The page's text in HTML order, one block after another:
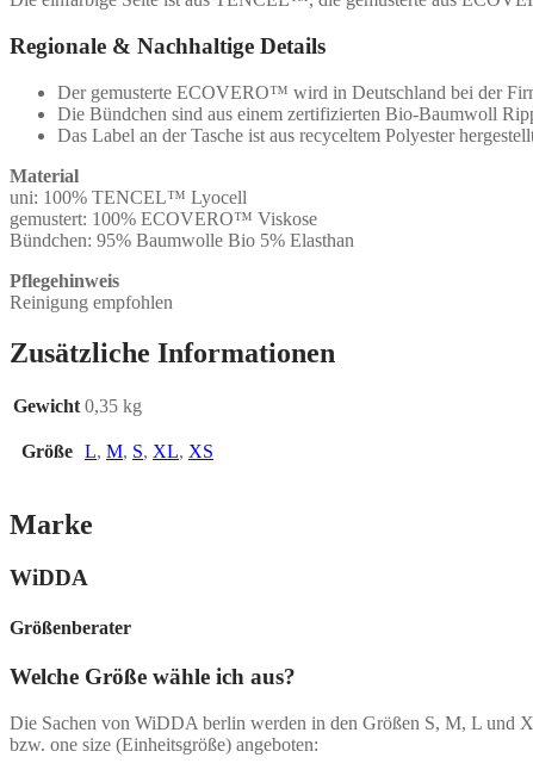
Regionale & Nachhaltige Details
Der gemusterte ECOVERO™ wird in Deutschland bei der
Die Bündchen sind aus einem zertifizierten Bio-Baumwoll
Das Label an der Tasche ist aus recyceltem Polyester
Material
uni: 100% TENCEL™ Lyocell
gemustert: 100% ECOVERO™ Viskose
Bündchen: 95% Baumwolle Bio 5% Elasthan
Pflegehinweis
Reinigung empfohlen
Zusätzliche Informationen
Gewicht 0,35 kg
Größe L, M, S, XL, XS
Marke
WiDDA
Größenberater
Welche Größe wähle ich aus?
Die Sachen von WiDDA berlin werden in den Größen S, M, L und
bzw. one size (Einheitsgröße) angeboten: